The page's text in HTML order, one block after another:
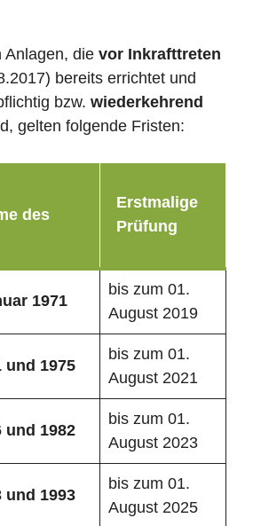
Anlagen, die vor Inkrafttreten
bereits errichtet und
bzw. wiederkehrend
gelten folgende Fristen:
des
Erstmalige
Prüfung
1971
bis zum 01.
August 2019
und 1975
bis zum 01.
August 2021
und 1982
bis zum 01.
August 2023
und 1993
bis zum 01.
August 2025